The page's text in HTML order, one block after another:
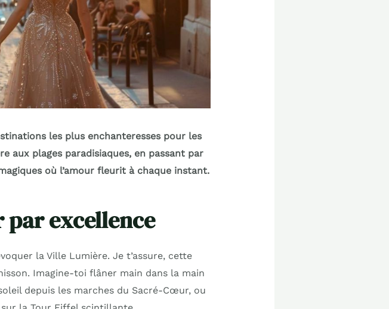
les plus enchanteresses pour les
aux plages paradisiaques, en passant par
où l’amour fleurit à chaque instant.
par excellence
la Ville Lumière. Je t’assure, cette
Imagine-toi flâner main dans la main
depuis les marches du Sacré-Cœur, ou